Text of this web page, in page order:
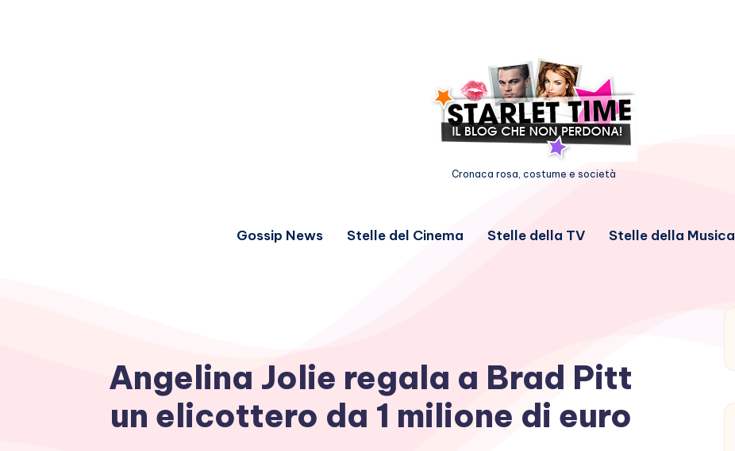
Cronaca rosa, costume e società
Gossip News Stelle del Cinema Stelle della TV Stelle della Musica
Angelina Jolie regala a Brad Pitt
un elicottero da 1 milione di euro